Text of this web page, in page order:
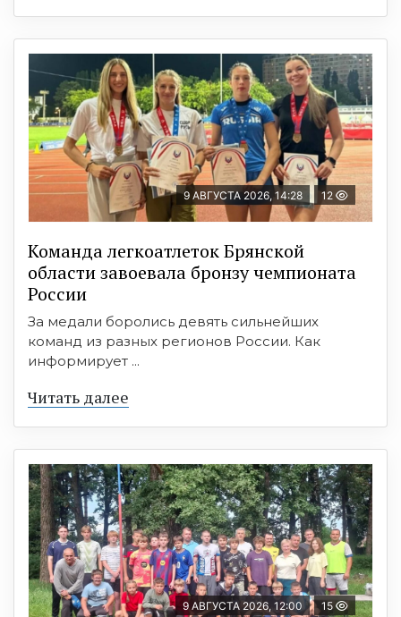
9 АВГУСТА 2026, 14:28 12
Команда легкоатлеток Брянской
области завоевала бронзу чемпионата
России
За медали боролись девять сильнейших
команд из разных регионов России. Как
информирует ...
Читать далее
9 АВГУСТА 2026, 12:00 15